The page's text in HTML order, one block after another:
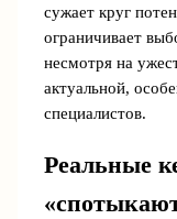
сужает круг
ограничивает
несмотря на
актуальной,
специалистов.
Реальные